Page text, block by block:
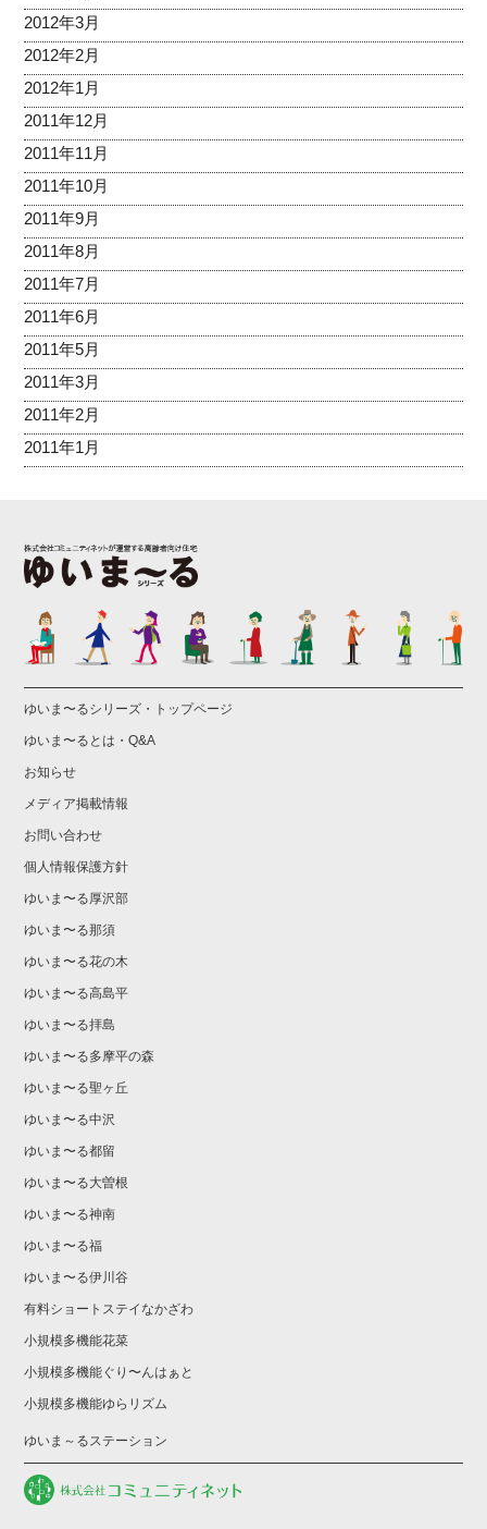
2012年3月
2012年2月
2012年1月
2011年12月
2011年11月
2011年10月
2011年9月
2011年8月
2011年7月
2011年6月
2011年5月
2011年3月
2011年2月
2011年1月
ゆいま〜るシリーズ・トップページ
ゆいま〜るとは・Q&A
お知らせ
メディア掲載情報
お問い合わせ
個人情報保護方針
ゆいま〜る厚沢部
ゆいま〜る那須
ゆいま〜る花の木
ゆいま〜る高島平
ゆいま〜る拝島
ゆいま〜る多摩平の森
ゆいま〜る聖ヶ丘
ゆいま〜る中沢
ゆいま〜る都留
ゆいま〜る大曽根
ゆいま〜る神南
ゆいま〜る福
ゆいま〜る伊川谷
有料ショートステイなかざわ
小規模多機能花菜
小規模多機能ぐり〜んはぁと
小規模多機能ゆらリズム
ゆいま～るステーション